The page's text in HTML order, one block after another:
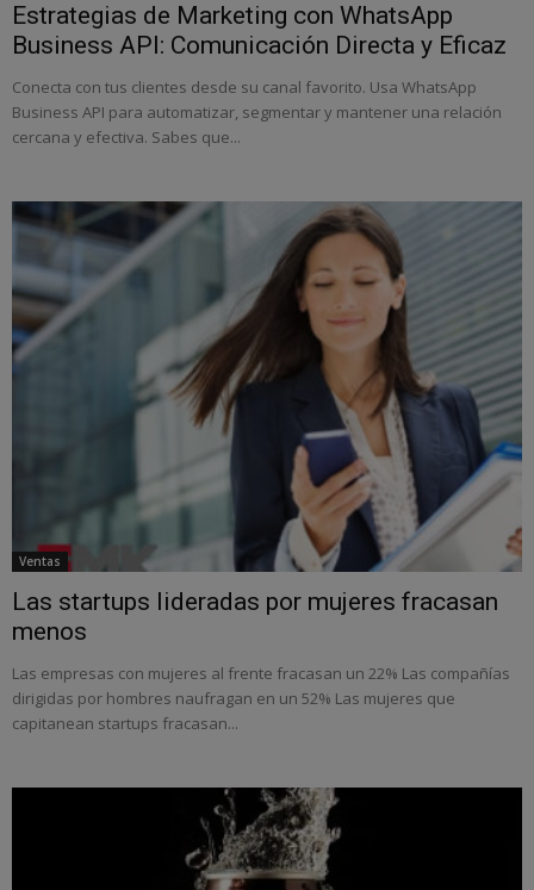
Estrategias de Marketing con WhatsApp
Business API: Comunicación Directa y Eficaz
Conecta con tus clientes desde su canal favorito. Usa WhatsApp
Business API para automatizar, segmentar y mantener una relación
cercana y efectiva. Sabes que...
Ventas
Las startups lideradas por mujeres fracasan
menos
Las empresas con mujeres al frente fracasan un 22% Las compañías
dirigidas por hombres naufragan en un 52% Las mujeres que
capitanean startups fracasan...